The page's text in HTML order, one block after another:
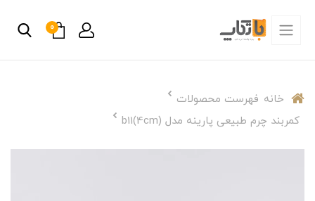
0
خانه فهرست محصولات
کمربند چرم طبیعی پارینه مدل b11(4cm)